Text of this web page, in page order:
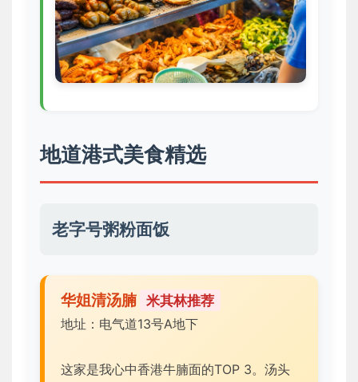
地道港式美食精选
老字号粥粉面饭
华姐清汤腩 米其林推荐
地址：电气道13号A地下
这家是我心中香港牛腩面的TOP 3。汤头